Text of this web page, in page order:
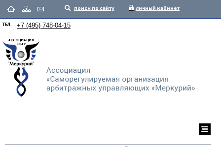
поиск по сайту личный кабинет
ТЕЛ. +7 (495) 748-04-15